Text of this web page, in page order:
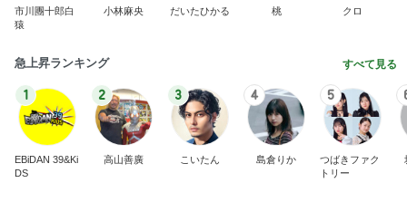
市川團十郎白
猿
小林麻央 だいたひかる 桃 クロ
急上昇ランキング すべて見る
1
EBiDAN 39&Ki
DS
2
高山善廣
3
こいたん
4
島倉りか
5
つばきファク
トリー